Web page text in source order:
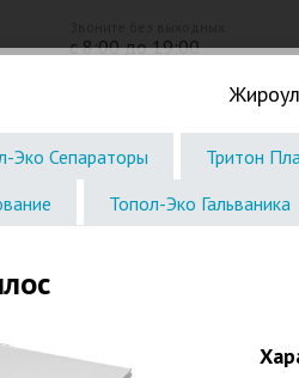
с 8:00 до 19:00
септики. Емкости Погреба.
Эко Сепараторы Тритон
Топол-Эко Гальваника